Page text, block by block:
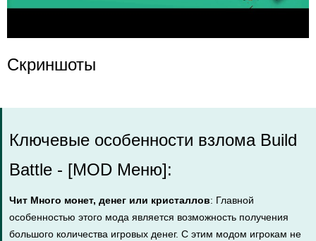
Скриншоты
Ключевые особенности взлома Build
Battle - [MOD Меню]:
Чит Много монет, денег или кристаллов: Главной
особенностью этого мода является возможность получения
большого количества игровых денег. С этим модом игрокам не